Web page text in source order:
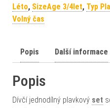
Léto, SizeAge 3/4let, Typ
Volný čas
Popis Další informace
Popis
Dívčí jednodílný plavkový set